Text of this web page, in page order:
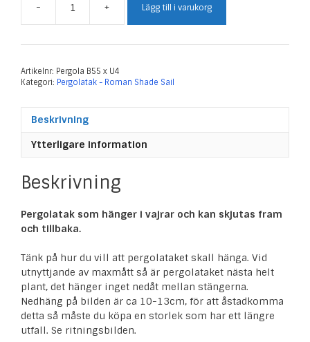
-
Pergolatak
Bredd
5,5m
max
+ Lägg till i varukorg
Artikelnr: Pergola B55 x U4
Kategori: Pergolatak - Roman Shade Sail
Beskrivning
Ytterligare information
Beskrivning
Pergolatak som hänger i vajrar och kan skjutas fram
och tillbaka.
Tänk på hur du vill att pergolataket skall hänga. Vid
utnyttjande av maxmått så är pergolataket nästa helt
plant, det hänger inget nedåt mellan stängerna.
Nedhäng på bilden är ca 10-13cm, för att åstadkomma
detta så måste du köpa en storlek som har ett längre
utfall. Se ritningsbilden.